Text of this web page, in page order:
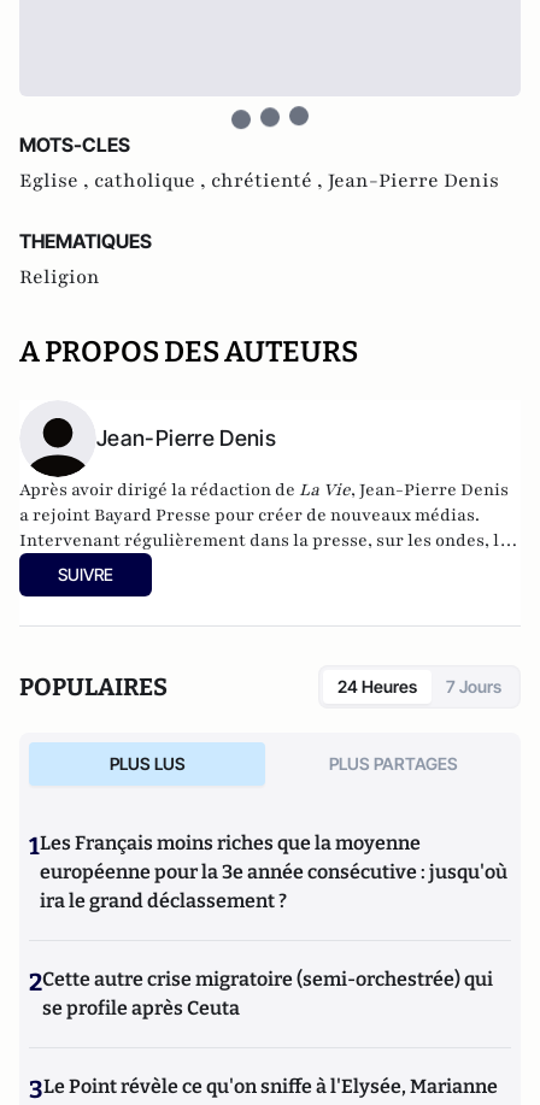
MOTS-CLES
Eglise , catholique , chrétienté , Jean-Pierre Denis
THEMATIQUES
Religion
A PROPOS DES AUTEURS
Jean-Pierre Denis
Après avoir dirigé la rédaction de La Vie, Jean-Pierre Denis
a rejoint Bayard Presse pour créer de nouveaux médias.
Intervenant régulièrement dans la presse, sur les ondes, les
écrans et les réseaux sociaux, il est l'auteur de livres
remarqués dont, récemment au Cerf,
SUIVRE
POPULAIRES 24 Heures 7 Jours
PLUS LUS PLUS PARTAGES
1Les Français moins riches que la moyenne
européenne pour la 3e année consécutive : jusqu'où
ira le grand déclassement ?
2Cette autre crise migratoire (semi-orchestrée) qui
se profile après Ceuta
3Le Point révèle ce qu'on sniffe à l'Elysée, Marianne